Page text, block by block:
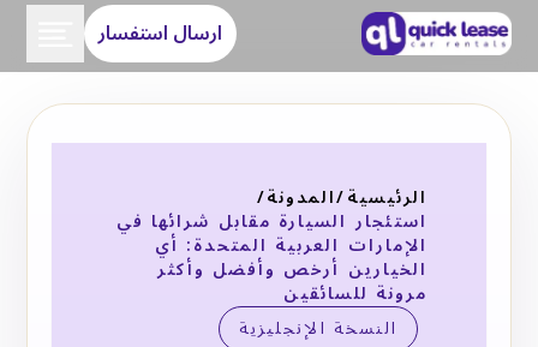
ارسال استفسار
الرئيسية/المدونة/
استئجار السيارة مقابل شرائها في
الإمارات العربية المتحدة: أي
الخيارين أرخص وأفضل وأكثر
مرونة للسائقين
النسخة الإنجليزية